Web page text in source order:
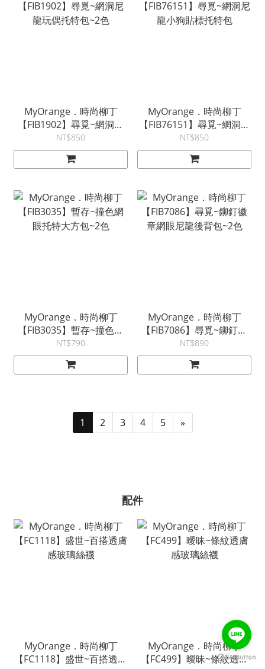
MyOrange．時尚柳丁
【FIB1902】尋覓~網洞尼
龍玩偶托特包~2色
NT$850
MyOrange．時尚柳丁
【FIB76151】尋覓~網洞尼
龍小狗貼標托特包
NT$850
MyOrange．時尚柳丁
【FIB3035】暫存~撞色網
眼托特大方包~2色
NT$790
MyOrange．時尚柳丁
【FIB7086】尋覓~鉚釘徽
章網眼尼龍後背包~2色
NT$890
1 2 3 4 5 »
配件
MyOrange．時尚柳丁
【FC1118】盛世~百搭透膚
MyOrange．時尚柳丁
【FC499】曖昧~條紋透膚